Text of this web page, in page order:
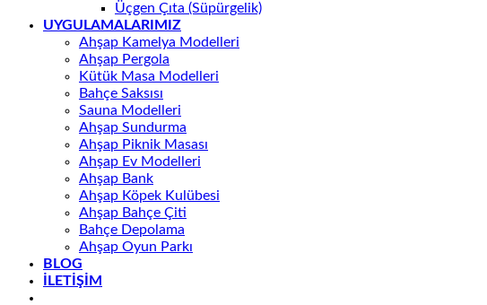
Üçgen Çıta (Süpürgelik)
UYGULAMALARIMIZ
Ahşap Kamelya Modelleri
Ahşap Pergola
Kütük Masa Modelleri
Bahçe Saksısı
Sauna Modelleri
Ahşap Sundurma
Ahşap Piknik Masası
Ahşap Ev Modelleri
Ahşap Bank
Ahşap Köpek Kulübesi
Ahşap Bahçe Çiti
Bahçe Depolama
Ahşap Oyun Parkı
BLOG
İLETİŞİM